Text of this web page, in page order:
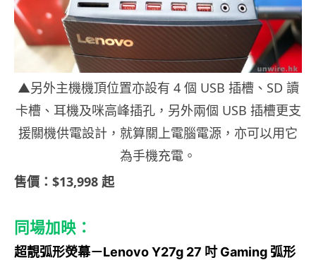
▲另外主機機頂位置亦設有 4 個 USB 插槽、SD 讀
卡槽、耳機及咪高峰插孔，另外兩個 USB 插槽更支
援關機供電設計，就算關上電腦電源，亦可以用它
為手機充電。
售價：$13,998 起
同場加映：
超靚弧形熒幕－Lenovo Y27g 27 吋 Gaming 弧形